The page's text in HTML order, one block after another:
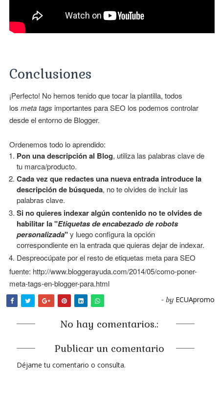
Conclusiones
¡Perfecto! No hemos tenido que tocar la plantilla, todos
los meta tags importantes para SEO los podemos controlar
desde el entorno de Blogger.
Ordenemos todo lo aprendido:
Pon una descripción al Blog, utiliza las palabras clave de
tu marca/producto.
Cada vez que redactes una nueva entrada introduce la
descripción de búsqueda, no te olvides de incluir las
palabras clave.
Si no quieres indexar algún contenido no te olvides de
habilitar la "Etiquetas de encabezado de robots
personalizada"y luego configura la opción
correspondiente en la entrada que quieras dejar de indexar.
Despreocúpate por el resto de etiquetas meta para SEO
fuente: http://www.bloggerayuda.com/2014/05/como-poner-
meta-tags-en-blogger-para.html
- by ECUApromo
No hay comentarios.:
Publicar un comentario
Déjame tu comentario o consulta.